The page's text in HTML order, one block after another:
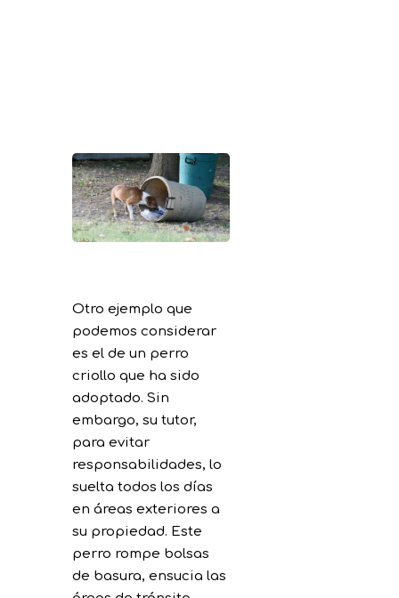
Otro ejemplo que
podemos considerar
es el de un perro
criollo que ha sido
adoptado. Sin
embargo, su tutor,
para evitar
responsabilidades, lo
suelta todos los días
en áreas exteriores a
su propiedad. Este
perro rompe bolsas
de basura, ensucia las